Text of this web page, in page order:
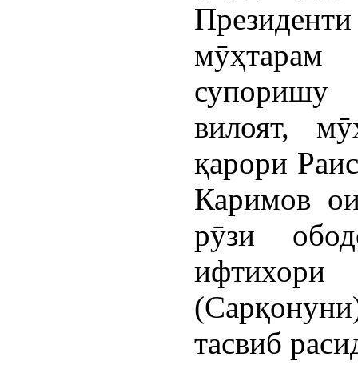
вилоят,
қарори
Каримов
рӯзи
тасвиб